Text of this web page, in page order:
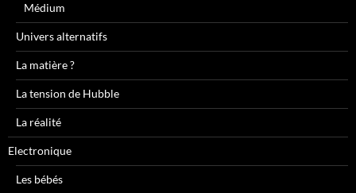
Médium
Univers alternatifs
La matière ?
La tension de Hubble
La réalité
Electronique
Les bébés